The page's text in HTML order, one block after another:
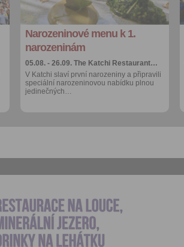
Narozeninové menu k 1.
narozeninám
05.08. - 26.09. The Katchi Restaurant…
V Katchi slaví první narozeniny a připravili
speciální narozeninovou nabídku plnou
jedinečných…
export do
kalendáře
Více výhod pro
přihlášené